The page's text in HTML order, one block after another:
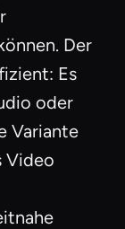
Der
Es
oder
Variante
Video